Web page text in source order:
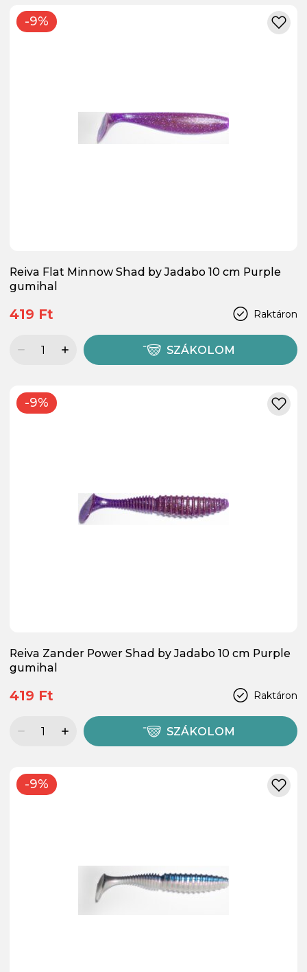
-9%
Reiva Flat Minnow Shad by Jadabo 10 cm Purple
gumihal
Raktáron
419 Ft
SZÁKOLOM
-9%
Reiva Zander Power Shad by Jadabo 10 cm Purple
gumihal
Raktáron
419 Ft
SZÁKOLOM
-9%